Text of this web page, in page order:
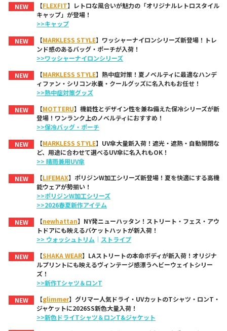
NEW
【FLEXFIT】レトロな風合いが魅力の「オリジナルレトロスタイル
キャップ」が登場！
>>キャップ
NEW
【MARKLESS STYLE】ワッシャーナイロンシリーズ新登場！トレ
ンド感のあるバッグ・ポーチが入荷！
>>ワッシャーナイロンシリーズ
NEW
【MARKLESS STYLE】熱中症対策！夏ノベルティに最適なハンデ
ィファン・シリコン氷嚢・クールグッズに名入れもお任せ！
>>熱中症対策グッズ
NEW
【MOTTERU】機能性とデザイン性を兼ね備えた保冷シリーズが新
登場！ワンランク上のノベルティにおすすめ！
>>保冷バッグ・ポーチ
NEW
【MARKLESS STYLE】UV傘大量新入荷！遮光・遮熱・自動開閉な
ど、用途に合わせて選べるUV傘に名入れもOK！
>> 晴雨兼用UV傘
NEW
【LIFEMAX】ポリジンW加工シリーズ新登場！夏を快適にする高機
能ウェアが勢揃い！
>>ポリジンW加工シリーズ
>>2026春夏新作アイテム
NEW
【newhattan】NY発ニューハッタン！ストリート・フェス・アウ
トドアにも映えるバケットハットが新入荷！
>> ウォッシュトリム ｜ ストライプ
NEW
【SHAKA WEAR】LAストリートの本命ボディが新入荷！オリジナ
ルプリントにも映えるヴィンテージ感漂うヘビーウェイトシリー
ズ！
>>新作Tシャツ＆ロンT
NEW
【glimmer】グリマー人気ドライ・UVカットのTシャツ・ロンT・
ジャケットに2026SS新色大量入荷！
>>新色ドライTシャツ＆ロンT&ジャケット